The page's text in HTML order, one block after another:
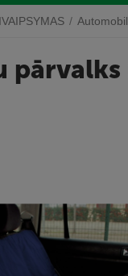
/
pārvalks